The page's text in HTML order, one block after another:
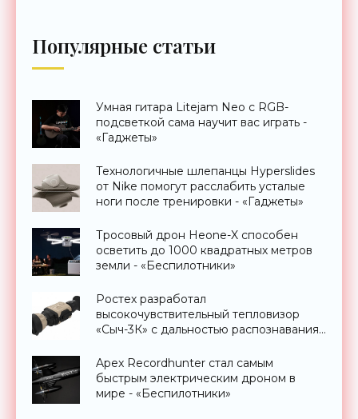
Популярные статьи
Умная гитара Litejam Neo с RGB-
подсветкой сама научит вас играть -
«Гаджеты»
Технологичные шлепанцы Hyperslides
от Nike помогут расслабить усталые
ноги после тренировки - «Гаджеты»
Тросовый дрон Heone-X способен
осветить до 1000 квадратных метров
земли - «Беспилотники»
Ростех разработал
высокочувствительный тепловизор
«Сыч-3К» с дальностью распознавания
Apex Recordhunter стал самым
быстрым электрическим дроном в
мире - «Беспилотники»